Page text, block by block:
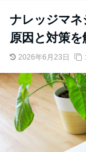
ナレッジマネ
原因と対策を
2026年6月23日